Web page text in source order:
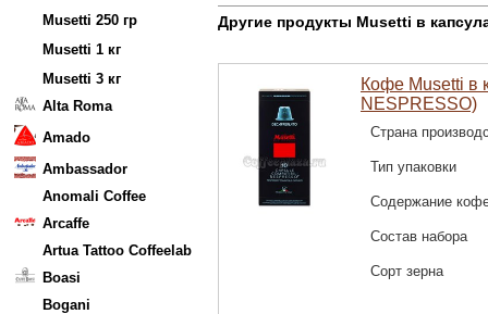
Musetti 250 гр
Musetti 1 кг
Musetti 3 кг
Alta Roma
Amado
Ambassador
Anomali Coffee
Arcaffe
Artua Tattoo Coffeelab
Boasi
Bogani
Другие продукты Musetti в
Кофе Musetti в
NESPRESSO)
Страна
Тип упаковки
Содержание
Состав набора
Сорт зерна